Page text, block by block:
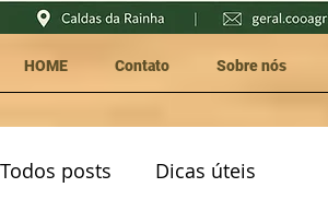
HOME Contato Sobre nós
Todos posts Dicas úteis